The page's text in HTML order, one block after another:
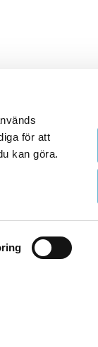
för att
kan göra.